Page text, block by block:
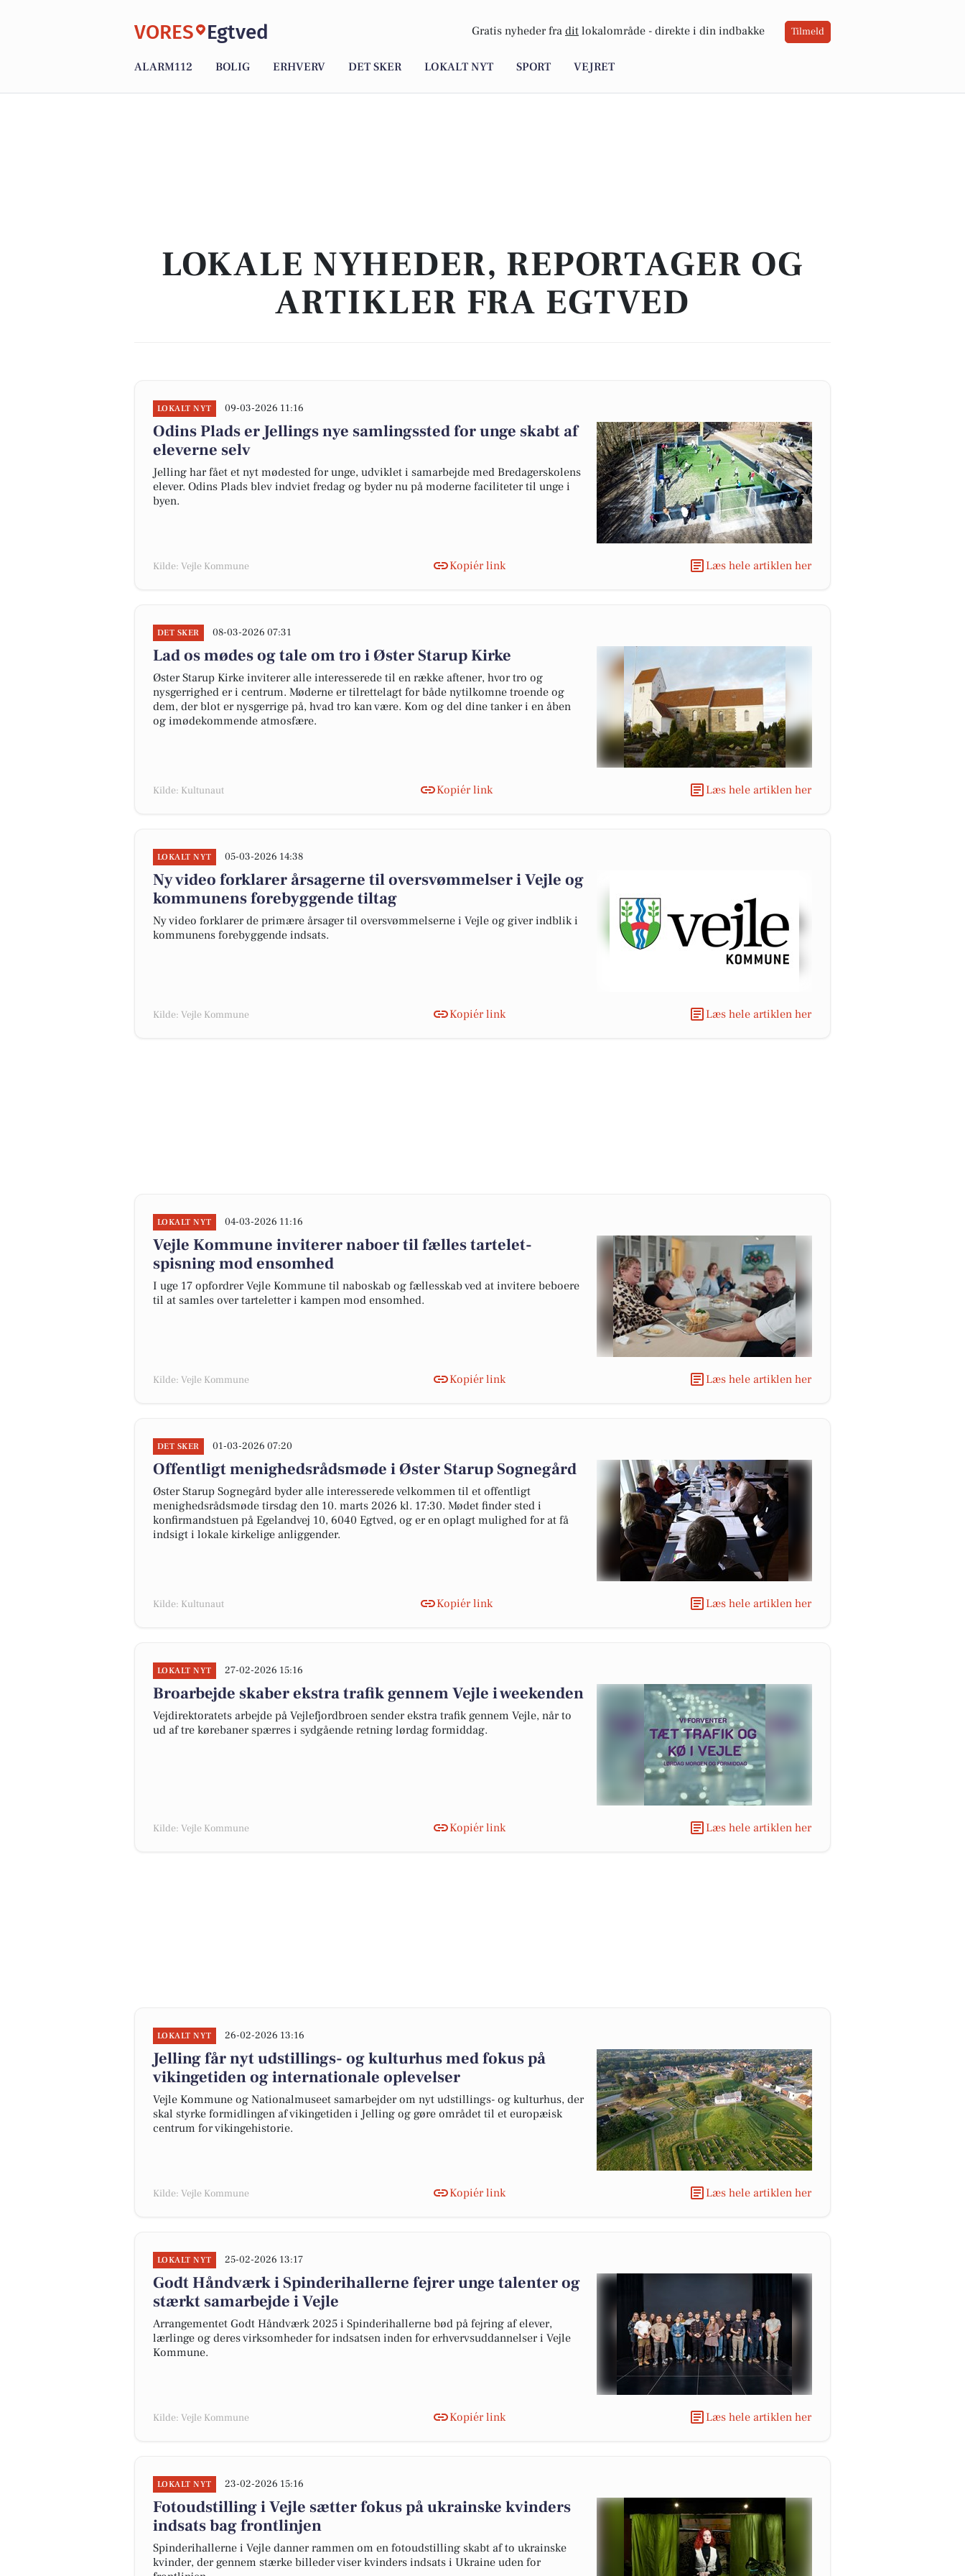
VORES Egtved Gratis nyheder fra dit lokalområde - direkte i din indbakke Tilmeld
ALARM112 BOLIG ERHVERV DET SKER LOKALT NYT SPORT VEJRET
LOKALE NYHEDER, REPORTAGER OG
ARTIKLER FRA EGTVED
LOKALT NYT 09-03-2026 11:16
Odins Plads er Jellings nye samlingssted for unge skabt af
eleverne selv
Jelling har fået et nyt mødested for unge, udviklet i samarbejde med Bredagerskolens
elever. Odins Plads blev indviet fredag og byder nu på moderne faciliteter til unge i
byen.
Kilde: Vejle Kommune Kopiér link Læs hele artiklen her
DET SKER 08-03-2026 07:31
Lad os mødes og tale om tro i Øster Starup Kirke
Øster Starup Kirke inviterer alle interesserede til en række aftener, hvor tro og
nysgerrighed er i centrum. Møderne er tilrettelagt for både nytilkomne troende og
dem, der blot er nysgerrige på, hvad tro kan være. Kom og del dine tanker i en åben
og imødekommende atmosfære.
Kilde: Kultunaut Kopiér link Læs hele artiklen her
LOKALT NYT 05-03-2026 14:38
Ny video forklarer årsagerne til oversvømmelser i Vejle og
kommunens forebyggende tiltag
Ny video forklarer de primære årsager til oversvømmelserne i Vejle og giver indblik i
kommunens forebyggende indsats.
Kilde: Vejle Kommune Kopiér link Læs hele artiklen her
LOKALT NYT 04-03-2026 11:16
Vejle Kommune inviterer naboer til fælles tartelet-
spisning mod ensomhed
I uge 17 opfordrer Vejle Kommune til naboskab og fællesskab ved at invitere beboere
til at samles over tarteletter i kampen mod ensomhed.
Kilde: Vejle Kommune Kopiér link Læs hele artiklen her
DET SKER 01-03-2026 07:20
Offentligt menighedsrådsmøde i Øster Starup Sognegård
Øster Starup Sognegård byder alle interesserede velkommen til et offentligt
menighedsrådsmøde tirsdag den 10. marts 2026 kl. 17:30. Mødet finder sted i
konfirmandstuen på Egelandvej 10, 6040 Egtved, og er en oplagt mulighed for at få
indsigt i lokale kirkelige anliggender.
Kilde: Kultunaut Kopiér link Læs hele artiklen her
LOKALT NYT 27-02-2026 15:16
Broarbejde skaber ekstra trafik gennem Vejle i weekenden
Vejdirektoratets arbejde på Vejlefjordbroen sender ekstra trafik gennem Vejle, når to
ud af tre kørebaner spærres i sydgående retning lørdag formiddag.
Kilde: Vejle Kommune Kopiér link Læs hele artiklen her
LOKALT NYT 26-02-2026 13:16
Jelling får nyt udstillings- og kulturhus med fokus på
vikingetiden og internationale oplevelser
Vejle Kommune og Nationalmuseet samarbejder om nyt udstillings- og kulturhus, der
skal styrke formidlingen af vikingetiden i Jelling og gøre området til et europæisk
centrum for vikingehistorie.
Kilde: Vejle Kommune Kopiér link Læs hele artiklen her
LOKALT NYT 25-02-2026 13:17
Godt Håndværk i Spinderihallerne fejrer unge talenter og
stærkt samarbejde i Vejle
Arrangementet Godt Håndværk 2025 i Spinderihallerne bød på fejring af elever,
lærlinge og deres virksomheder for indsatsen inden for erhvervsuddannelser i Vejle
Kommune.
Kilde: Vejle Kommune Kopiér link Læs hele artiklen her
LOKALT NYT 23-02-2026 15:16
Fotoudstilling i Vejle sætter fokus på ukrainske kvinders
indsats bag frontlinjen
Spinderihallerne i Vejle danner rammen om en fotoudstilling skabt af to ukrainske
kvinder, der gennem stærke billeder viser kvinders indsats i Ukraine uden for